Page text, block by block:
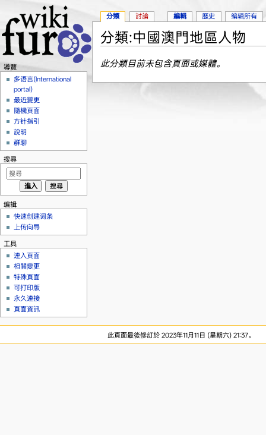
分類:中國澳門地區人物
此分類目前未包含頁面或媒體。
分類 討論 編輯 歷史 编辑所有
導覽
多语言(International
portal)
最近變更
隨機頁面
方针指引
說明
群聊
搜尋
编辑
快速创建词条
上传向导
工具
連入頁面
相關變更
特殊頁面
可打印版
永久連接
頁面資訊
此頁面最後修訂於 2023年11月11日 (星期六) 21:37。